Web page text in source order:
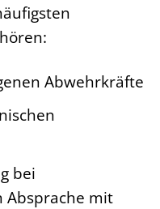
Abwehrkräfte
bei
Absprache mit